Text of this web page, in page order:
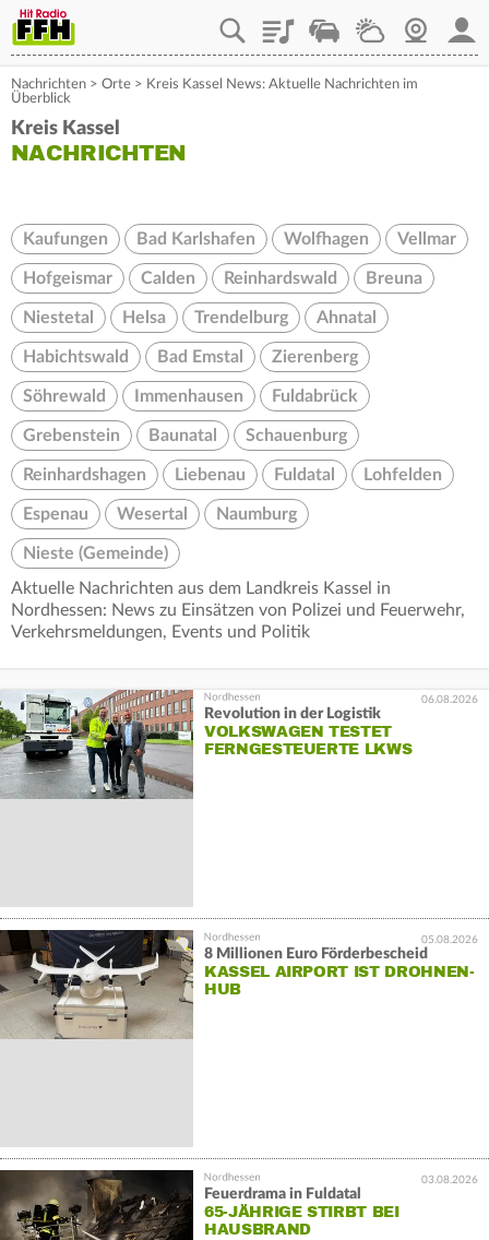
PlaylistStaupilotWetterWebcam
Nachrichten > Orte > Kreis Kassel News: Aktuelle Nachrichten im
Überblick
Kreis Kassel
NACHRICHTEN
Kaufungen Bad Karlshafen Wolfhagen Vellmar
Hofgeismar Calden Reinhardswald Breuna
Niestetal Helsa Trendelburg Ahnatal
Habichtswald Bad Emstal Zierenberg
Söhrewald Immenhausen Fuldabrück
Grebenstein Baunatal Schauenburg
Reinhardshagen Liebenau Fuldatal Lohfelden
Espenau Wesertal Naumburg
Nieste (Gemeinde)
Aktuelle Nachrichten aus dem Landkreis Kassel in
Nordhessen: News zu Einsätzen von Polizei und Feuerwehr,
Verkehrsmeldungen, Events und Politik
06.08.2026
Revolution in der Logistik
VOLKSWAGEN TESTET
FERNGESTEUERTE LKWS
05.08.2026
8 Millionen Euro Förderbescheid
KASSEL AIRPORT IST DROHNEN-
HUB
03.08.2026
Feuerdrama in Fuldatal
65-JÄHRIGE STIRBT BEI
HAUSBRAND